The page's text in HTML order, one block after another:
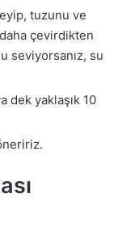
tuzunu ve
çevirdikten
seviyorsanız, su
dek yaklaşık 10